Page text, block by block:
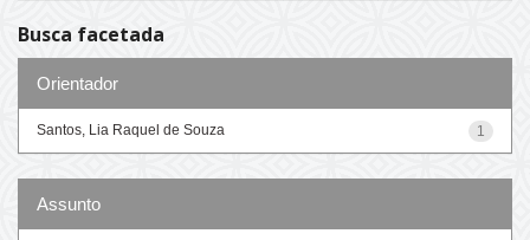
Busca facetada
Orientador
1
Santos, Lia Raquel de Souza
Assunto